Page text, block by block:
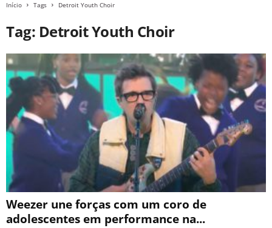
Início Tags Detroit Youth Choir
Tag: Detroit Youth Choir
Weezer une forças com um coro de
adolescentes em performance na...